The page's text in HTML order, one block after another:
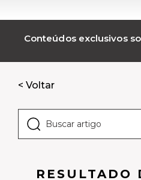
Conteúdos exclusivos
< Voltar
RESULTADO